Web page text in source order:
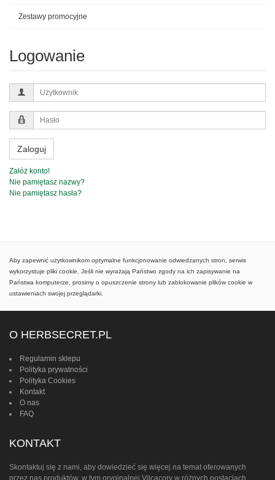
Zestawy promocyjne
Logowanie
Użytkownik
Hasło
Zaloguj
Załóż konto!
Nie pamiętasz nazwy?
Nie pamiętasz hasła?
Aby zapewnić użytkownikom optymalne funkcjonowanie odwiedzanych stron, serwis
wykorzystuje pliki cookie. Jeśli nie wyrażają Państwo zgody na ich zapisywanie na
Państwa komputerze, prosimy o opuszczenie strony lub zablokowanie plików cookie w
ustawieniach swojej przeglądarki.
O HERBSECRET.PL
Regulamin sklepu
Polityka prywatności
Polityka Cookies
Kontakt
O nas
FAQ
KONTAKT
Skontaktuj się z nami, aby dowiedzieć się więcej na temat oferowanych
przez nas produktów, w tym oryginalnej Vilcacory w różnych postaciach.